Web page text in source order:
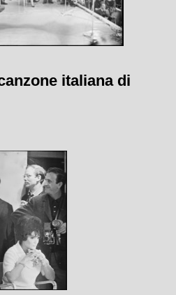
italiana di